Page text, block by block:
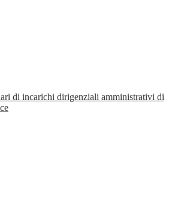
di incarichi dirigenziali amministrativi di